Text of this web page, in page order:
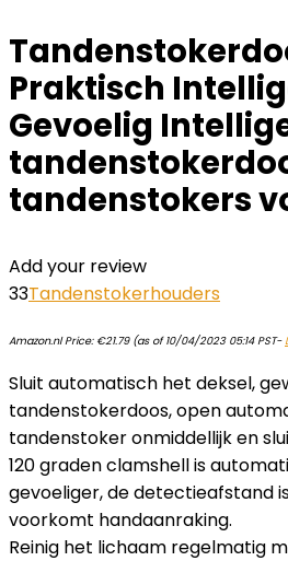
Praktisch
Gevoelig
tandenstokers
Add your review
33Tandenstokerhouders
Amazon.nl Price: €21.79(as of 10/04/2023 05:14 PST-
Sluit automatisch het deksel,
tandenstokerdoos, open
tandenstoker onmiddellijk en
120 graden clamshell is
gevoeliger, de detectieafstand
voorkomt handaanraking.
Reinig het lichaam regelmatig